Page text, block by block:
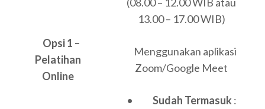
Opsi 1 –
Pelatihan
Online
13.00 – 17.00 WIB)
Menggunakan aplikasi
Zoom/Google Meet
• Sudah Termasuk :